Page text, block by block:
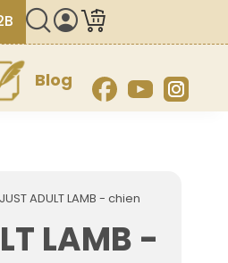
Blog Facebook
YouTube
ADULT LAMB - chien
LAMB -